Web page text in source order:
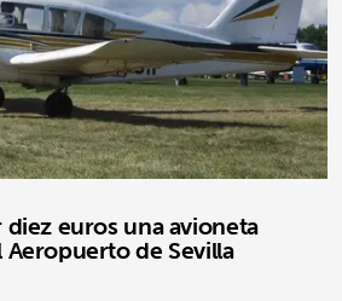
diez euros una avioneta
de Sevilla